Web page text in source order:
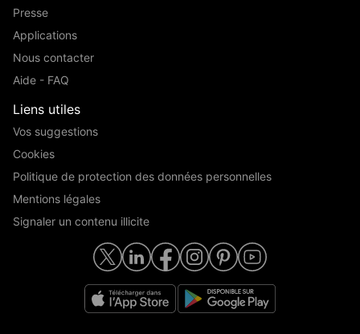
Presse
Applications
Nous contacter
Aide - FAQ
Liens utiles
Vos suggestions
Cookies
Politique de protection des données personnelles
Mentions légales
Signaler un contenu illicite